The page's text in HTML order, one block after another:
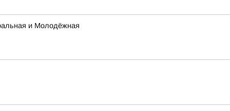
и Молодёжная